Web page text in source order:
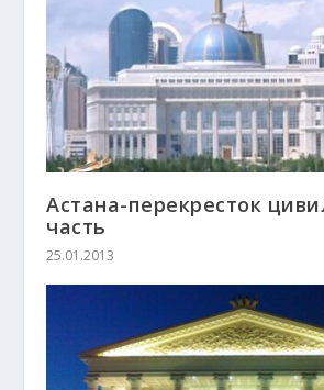
Астана-перекресток
часть
25.01.2013